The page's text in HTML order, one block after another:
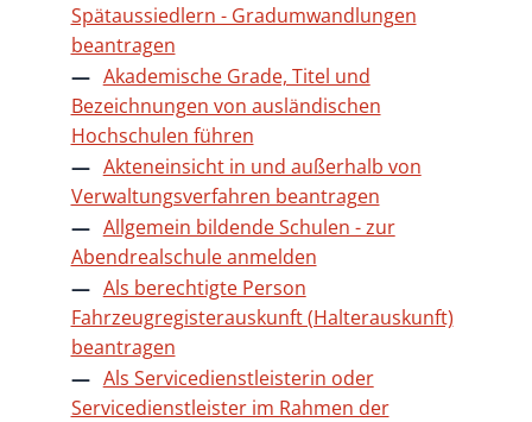
Spätaussiedlern - Gradumwandlungen
beantragen
Akademische Grade, Titel und
Bezeichnungen von ausländischen
Hochschulen führen
Akteneinsicht in und außerhalb von
Verwaltungsverfahren beantragen
Allgemein bildende Schulen - zur
Abendrealschule anmelden
Als berechtigte Person
Fahrzeugregisterauskunft (Halterauskunft)
beantragen
Als Servicedienstleisterin oder
Servicedienstleister im Rahmen der